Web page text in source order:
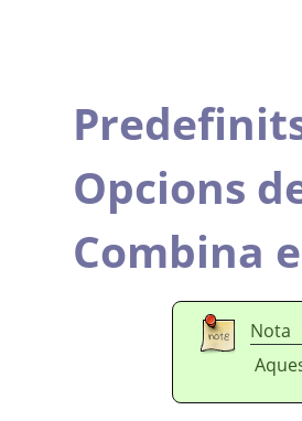
Opcions
Combina
Nota